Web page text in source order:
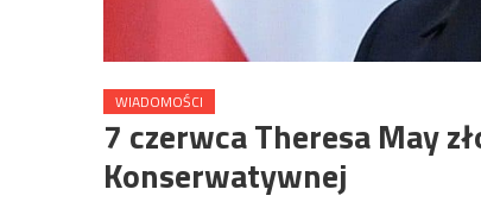
WIADOMOŚCI
7 czerwca Theresa May
Konserwatywnej